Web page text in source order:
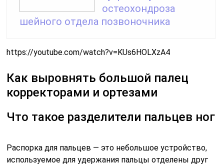
остеохондроза
шейного отдела позвоночника
https://youtube.com/watch?v=KUs6HOLXzA4
Как выровнять большой палец
корректорами и ортезами
Что такое разделители пальцев ног
Распорка для пальцев — это небольшое устройство,
используемое для удержания пальцы отделены друг